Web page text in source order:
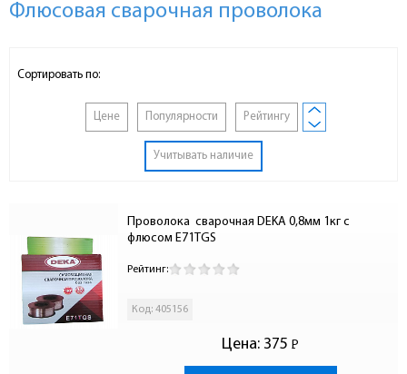
Флюсовая сварочная проволока
Сортировать по:
Цене Популярности Рейтингу
Учитывать наличие
Проволока  сварочная DEKA 0,8мм 1кг с
флюсом E71TGS
Рейтинг:
Код: 405156
Цена: 375 Р
-